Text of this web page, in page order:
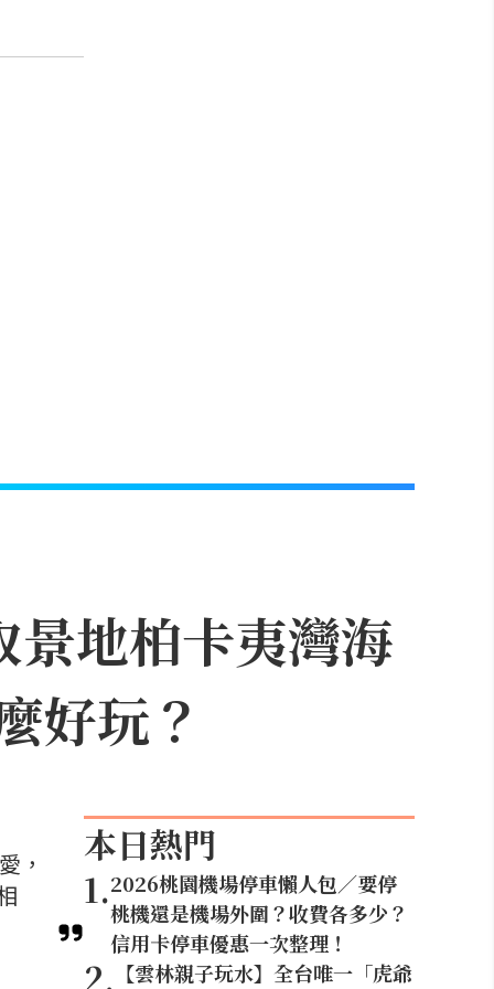
地柏卡夷灣海
好玩？
，
本日熱門
1.2026桃園機場停車懶人包／要停
桃機還是機場外圍？收費各多少？
信用卡停車優惠一次整理！
2. 【雲林親子玩水】全台唯一「虎爺